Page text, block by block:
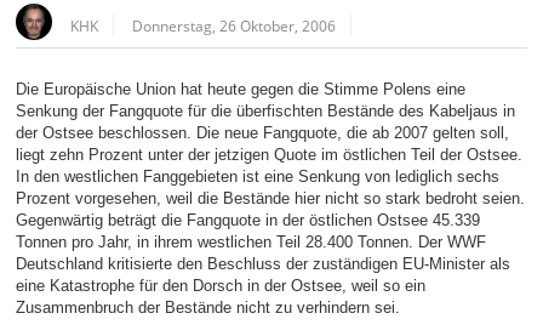
KHK Donnerstag, 26 Oktober, 2006
Die Europäische Union hat heute gegen die Stimme Polens eine
Senkung der Fangquote für die überfischten Bestände des Kabeljaus in
der Ostsee beschlossen. Die neue Fangquote, die ab 2007 gelten soll,
liegt zehn Prozent unter der jetzigen Quote im östlichen Teil der Ostsee.
In den westlichen Fanggebieten ist eine Senkung von lediglich sechs
Prozent vorgesehen, weil die Bestände hier nicht so stark bedroht seien.
Gegenwärtig beträgt die Fangquote in der östlichen Ostsee 45.339
Tonnen pro Jahr, in ihrem westlichen Teil 28.400 Tonnen. Der WWF
Deutschland kritisierte den Beschluss der zuständigen EU-Minister als
eine Katastrophe für den Dorsch in der Ostsee, weil so ein
Zusammenbruch der Bestände nicht zu verhindern sei.